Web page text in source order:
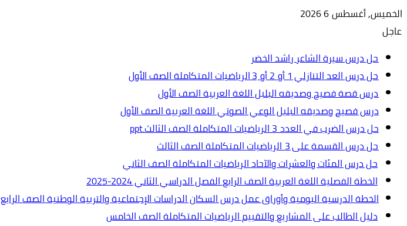
الخميس, أغسطس 6 2026
عاجل
حل درس سيرة الشاعر راشد الخضر
حل درس العد التنازلي 1 أو 2 أو 3 الرياضيات المتكاملة الصف الأول
درس قصة فصيح وصديقه البلبل اللغة العربية الصف الأول
درس فصيح وصديقه البلبل الوعي الصوتي اللغة العربية الصف الأول
حل درس الضرب في العدد 3 الرياضيات المتكاملة الصف الثالث.ppt
حل درس القسمة على 3 الرياضيات المتكاملة الصف الثالث
حل درس المئات والعشرات والآحاد الرياضيات المتكاملة الصف الثاني
الخطة الفصلية اللغة العربية الصف الرابع الفصل الدراسي الثاني 2024-2025
الخطة الدرسية اليومية وأوراق عمل درس السكان الدراسات الإجتماعية والتربية الوطنية الصف الرابع
دليل الطالب على المشاريع والتقييم الرياضيات المتكاملة الصف الخامس